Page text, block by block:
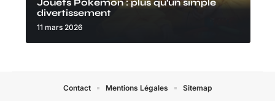
Jouets Pokémon : plus qu’un simple
divertissement
11 mars 2026
Contact Mentions Légales Sitemap